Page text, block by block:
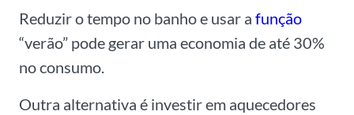
Reduzir o tempo no banho e usar a função
“verão” pode gerar uma economia de até 30%
no consumo.
Outra alternativa é investir em aquecedores